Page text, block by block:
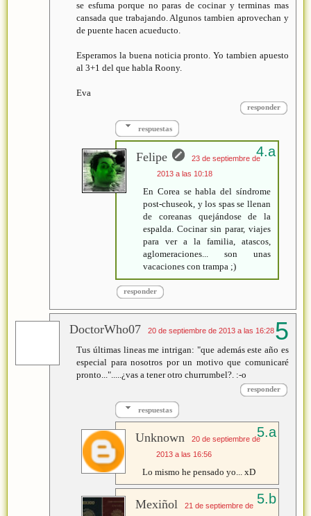
se esfuma porque no paras de cocinar y terminas mas
cansada que trabajando. Algunos tambien aprovechan y
de puente hacen acueducto.
Esperamos la buena noticia pronto. Yo tambien apuesto
al 3+1 del que habla Roony.
Eva
responder
respuestas
Felipe
23 de septiembre de
2013 a las 10:18
En Corea se habla del síndrome
post-chuseok, y los spas se llenan
de coreanas quejándose de la
espalda. Cocinar sin parar, viajes
para ver a la familia, atascos,
aglomeraciones... son unas
vacaciones con trampa ;)
responder
DoctorWho07 20 de septiembre de 2013 a las 16:28
Tus últimas lineas me intrigan: "que además este año es
especial para nosotros por un motivo que comunicaré
pronto...".....¿vas a tener otro churrumbel?. :-o
responder
respuestas
Unknown
20 de septiembre de
2013 a las 16:56
Lo mismo he pensado yo... xD
Mexiñol
21 de septiembre de